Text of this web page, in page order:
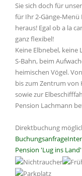
Sie sich doch für
für Ihr 2-Gänge-Menü
heraus! Egal ob a la
ganz flexibel!
Keine Elbnebel,
S-Bahn, beim
heimischen Vögel.
bis zum Zentrum von
sowie zur
Pension Lachmann
Direktbuchung
Buchungsanfrage
Pension 'Lug ins Land'